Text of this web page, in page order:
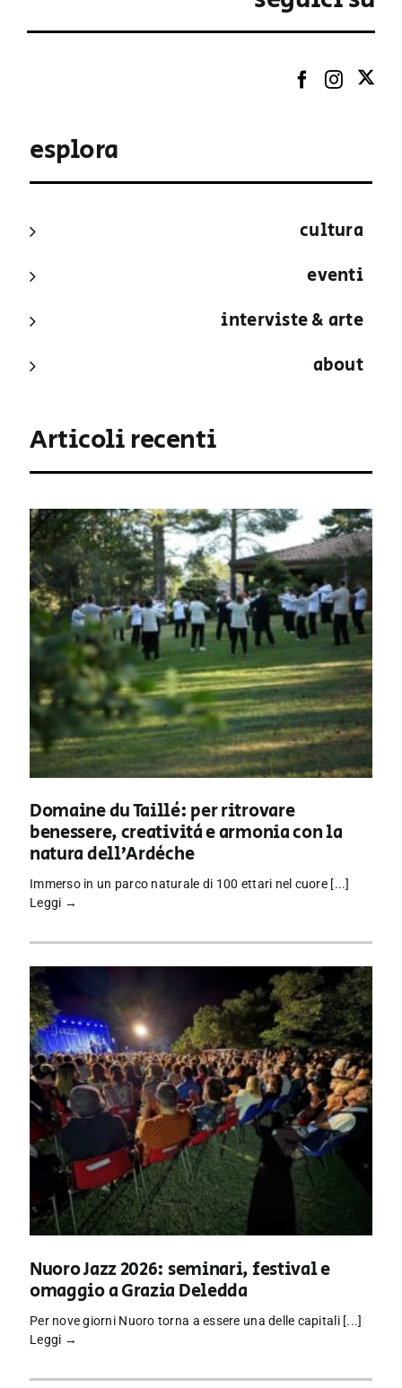
esplora
cultura
eventi
interviste & arte
about
Articoli recenti
Domaine du Taillé: per ritrovare
benessere, creatività e armonia con la
natura dell’Ardèche
Immerso in un parco naturale di 100 ettari nel cuore [...]
Leggi →
Nuoro Jazz 2026: seminari, festival e
omaggio a Grazia Deledda
Per nove giorni Nuoro torna a essere una delle capitali [...]
Leggi →